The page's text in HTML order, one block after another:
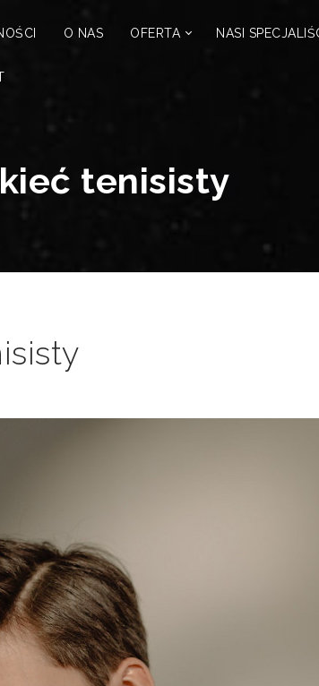
O NAS OFERTA NASI
tenisisty